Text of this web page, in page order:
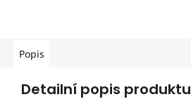
Popis
Detailní popis produktu